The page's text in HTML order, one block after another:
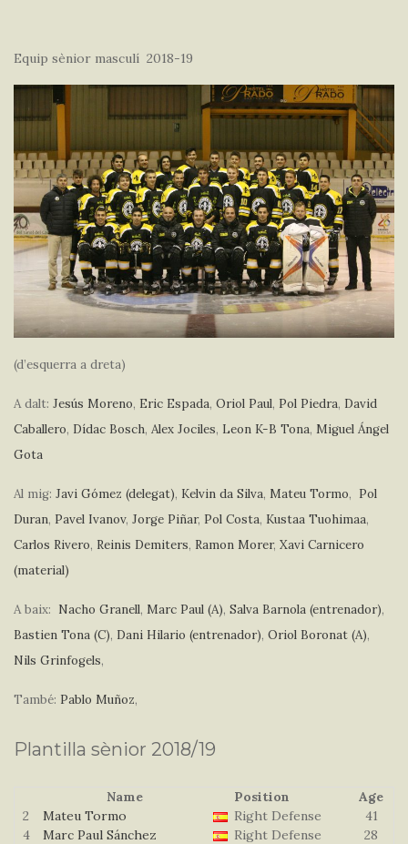
Equip sènior masculí 2018-19
(d’esquerra a dreta)
A dalt: Jesús Moreno, Eric Espada, Oriol Paul, Pol Piedra, David
Caballero, Dídac Bosch, Alex Jociles, Leon K-B Tona, Miguel Ángel
Gota
Al mig: Javi Gómez (delegat), Kelvin da Silva, Mateu Tormo, Pol
Duran, Pavel Ivanov, Jorge Piñar, Pol Costa, Kustaa Tuohimaa,
Carlos Rivero, Reinis Demiters, Ramon Morer, Xavi Carnicero
(material)
A baix: Nacho Granell, Marc Paul (A), Salva Barnola (entrenador),
Bastien Tona (C), Dani Hilario (entrenador), Oriol Boronat (A),
Nils Grinfogels,
També: Pablo Muñoz,
Plantilla sènior 2018/19
Name Position
Age
2
Mateu Tormo Right Defense
41
4
Marc Paul Sánchez Right Defense
28